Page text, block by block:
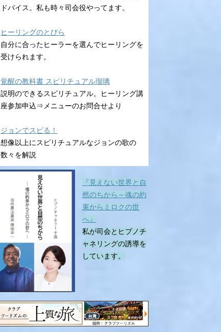
ドバイス。私も時々司会役やってます。
ヒーリングのとびら
自分に合ったヒーラーを選んでヒーリングを
受けられます。
覚醒の教科書 スピリチュアル瑠璃
説明のできるスピリチュアル。ヒーリング講
座参加申込⇒メニューのお問合せより
ジョンでスピる！
想像以上にスピリチュアルなジョンの歌の
数々を解説
『見えない世界と自
然のちから～魂の約
束からミロクの世
へ』
私が司会とヒプノチ
ャネリングの誘導を
しています。